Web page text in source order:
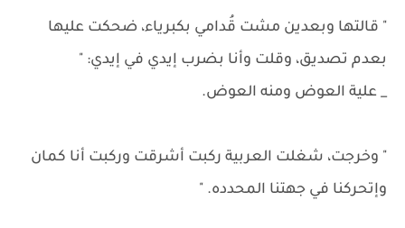
" قالتها وبعدين مشت قُدامي بكبرياء، ضحكت عليها
بعدم تصديق، وقلت وأنا بضرب إيدي في إيدي: "
_ علية العوض ومنه العوض.
" وخرجت، شغلت العربية ركبت أشرقت وركبت أنا كمان
وإتحركنا في جهتنا المحدده. "